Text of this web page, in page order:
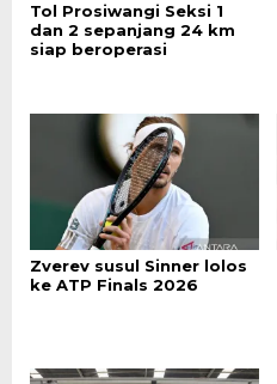
Tol Prosiwangi Seksi 1
dan 2 sepanjang 24 km
siap beroperasi
Zverev susul Sinner lolos
ke ATP Finals 2026